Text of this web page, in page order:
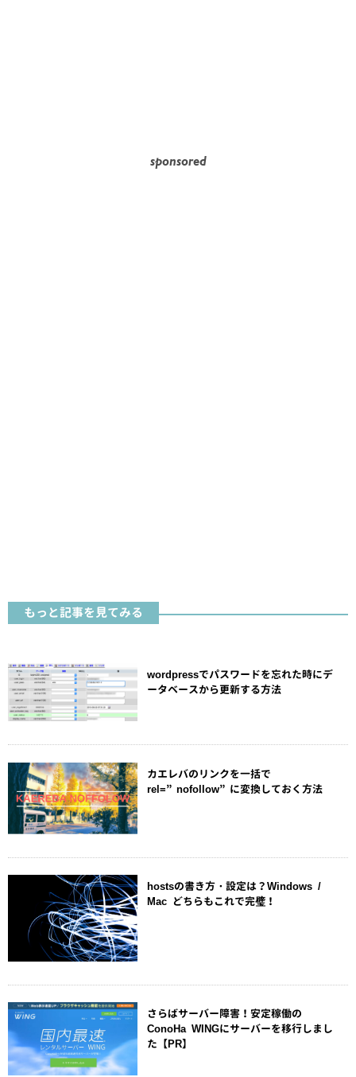
sponsored
もっと記事を見てみる
wordpressでパスワードを忘れた時にデ
ータベースから更新する方法
カエレバのリンクを一括で
rel=”nofollow”に変換しておく方法
hostsの書き方・設定は？Windows /
Mac どちらもこれで完璧！
さらばサーバー障害！安定稼働の
ConoHa WINGにサーバーを移行しまし
た【PR】